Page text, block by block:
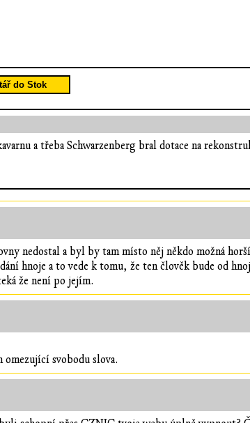
do Stok
a třeba Schwarzenberg bral dotace na
nedostal a byl by tam místo něj někdo možná
hnoje a to vede k tomu, že ten člověk bude od
že není po jejím.
omezující svobodu slova.